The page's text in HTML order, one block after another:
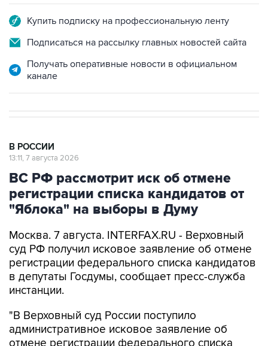
Подписаться на рассылку главных новостей сайта
Получать оперативные новости в официальном
ВС РФ рассмотрит иск об отмене
регистрации списка кандидатов от
"Яблока" на выборы в Думу
Москва. 7 августа. INTERFAX.RU - Верховный
регистрации федерального списка кандидатов
в депутаты Госдумы, сообщает пресс-служба
инстанции.
"В Верховный суд России поступило
отмене регистрации федерального списка
кандидатов в депутаты Государственной думы